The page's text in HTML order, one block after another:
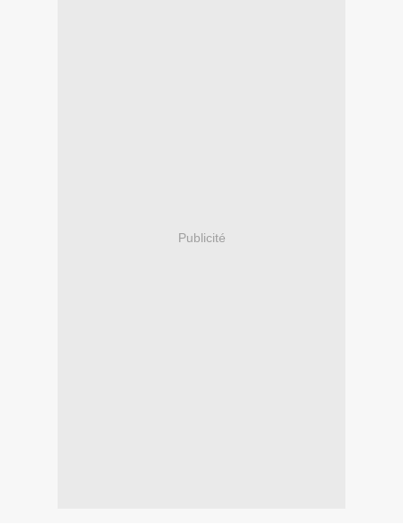
Publicité